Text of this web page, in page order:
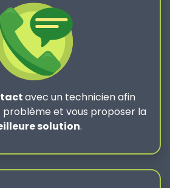
avec un technicien afin
et vous proposer la
solution.